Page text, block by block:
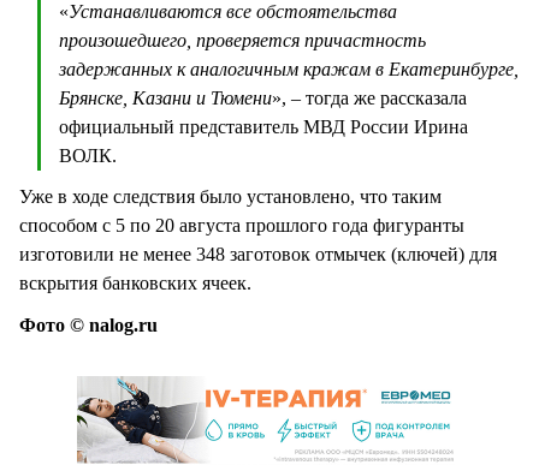
«Устанавливаются все обстоятельства
произошедшего, проверяется причастность
задержанных к аналогичным кражам в Екатеринбурге,
Брянске, Казани и Тюмени», – тогда же рассказала
официальный представитель МВД России Ирина
ВОЛК.
Уже в ходе следствия было установлено, что таким
способом с 5 по 20 августа прошлого года фигуранты
изготовили не менее 348 заготовок отмычек (ключей) для
вскрытия банковских ячеек.
Фото © nalog.ru